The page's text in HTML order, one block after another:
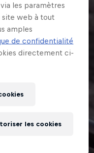
les paramètres
site web à tout
amples
de confidentialité
directement ci-
les cookies